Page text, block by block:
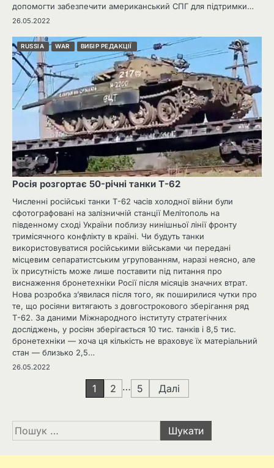
допомогти забезпечити американський СПГ для підтримки…
26.05.2022
RUSSIA WAR ВИБІР РЕДАКЦІЇ
Росія розгортає 50-річні танки Т-62
Численні російські танки Т-62 часів холодної війни були
сфотографовані на залізничній станції Мелітополь на
південному сході України поблизу нинішньої лінії фронту
тримісячного конфлікту в країні. Чи будуть танки
використовуватися російськими військами чи передані
місцевим сепаратистським угрупованням, наразі неясно, але
їх присутність може лише поставити під питання про
виснаження бронетехніки Росії після місяців значних втрат.
Нова розробка з’явилася після того, як поширилися чутки про
те, що росіяни витягають з довгострокового зберігання ряд
Т-62. За даними Міжнародного інституту стратегічних
досліджень, у росіян зберігається 10 тис. танків і 8,5 тис.
бронетехніки — хоча ця кількість не враховує їх матеріальний
стан — близько 2,5…
26.05.2022
1 2 … 5 Далі
Пошук: